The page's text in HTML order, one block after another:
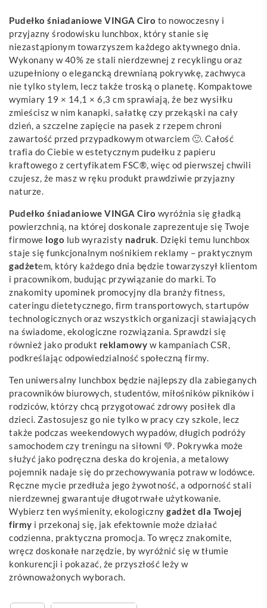
Pudełko śniadaniowe VINGA Ciro to nowoczesny i
przyjazny środowisku lunchbox, który stanie się
niezastąpionym towarzyszem każdego aktywnego dnia.
Wykonany w 40% ze stali nierdzewnej z recyklingu oraz
uzupełniony o elegancką drewnianą pokrywkę, zachwyca
nie tylko stylem, lecz także troską o planetę. Kompaktowe
wymiary 19 × 14,1 × 6,3 cm sprawiają, że bez wysiłku
zmieścisz w nim kanapki, sałatkę czy przekąski na cały
dzień, a szczelne zapięcie na pasek z rzepem chroni
zawartość przed przypadkowym otwarciem 🙂. Całość
trafia do Ciebie w estetycznym pudełku z papieru
kraftowego z certyfikatem FSC®, więc od pierwszej chwili
czujesz, że masz w ręku produkt prawdziwie przyjazny
naturze.
Pudełko śniadaniowe VINGA Ciro wyróżnia się gładką
powierzchnią, na której doskonale zaprezentuje się Twoje
firmowe logo lub wyrazisty nadruk. Dzięki temu lunchbox
staje się funkcjonalnym nośnikiem reklamy – praktycznym
gadżetem, który każdego dnia będzie towarzyszył klientom
i pracownikom, budując przywiązanie do marki. To
znakomity upominek promocyjny dla branży fitness,
cateringu dietetycznego, firm transportowych, startupów
technologicznych oraz wszystkich organizacji stawiających
na świadome, ekologiczne rozwiązania. Sprawdzi się
również jako produkt reklamowy w kampaniach CSR,
podkreślając odpowiedzialność społeczną firmy.
Ten uniwersalny lunchbox będzie najlepszy dla zabieganych
pracowników biurowych, studentów, miłośników pikników i
rodziców, którzy chcą przygotować zdrowy posiłek dla
dzieci. Zastosujesz go nie tylko w pracy czy szkole, lecz
także podczas weekendowych wypadów, długich podróży
samochodem czy treningu na siłowni 💚. Pokrywka może
służyć jako podręczna deska do krojenia, a metalowy
pojemnik nadaje się do przechowywania potraw w lodówce.
Ręczne mycie przedłuża jego żywotność, a odporność stali
nierdzewnej gwarantuje długotrwałe użytkowanie.
Wybierz ten wyśmienity, ekologiczny gadżet dla Twojej
firmy i przekonaj się, jak efektownie może działać
codzienna, praktyczna promocja. To wręcz znakomite,
wręcz doskonałe narzędzie, by wyróżnić się w tłumie
konkurencji i pokazać, że przyszłość leży w
zrównoważonych wyborach.